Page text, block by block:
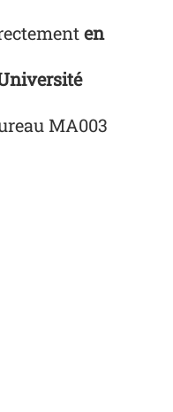
en
MA003